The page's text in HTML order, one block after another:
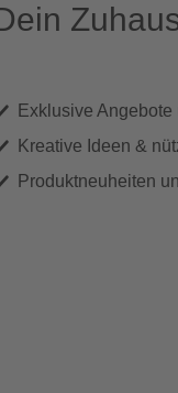
Exklusive
Kreative Ideen &
Produktneuheiten